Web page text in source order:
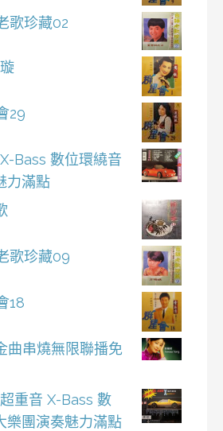
歌珍藏02
29
Bass 數位環繞音
力滿點
歌珍藏09
18
曲串燒無限聯播免
重音 X-Bass 數
樂團演奏魅力滿點